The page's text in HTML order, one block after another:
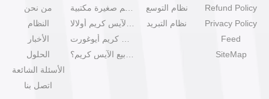
من نحن
النظام
الأخبار
الحلول
الأسئلة الشائعة
اتصل بنا
نظام التوسع
نظام التبريد
Refund Policy
Privacy Policy
Feed
SiteMap